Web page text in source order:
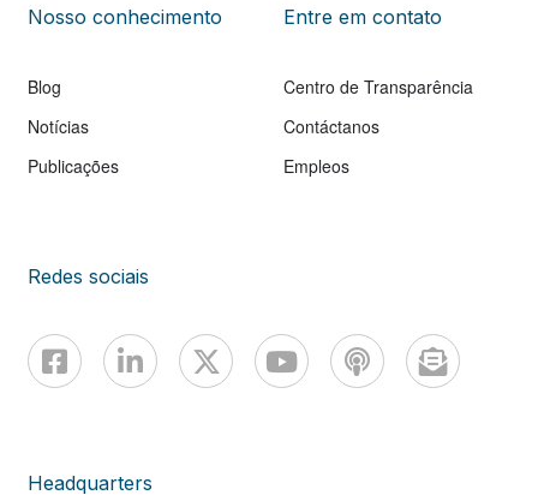
Nosso conhecimento
Blog
Notícias
Publicações
Entre em contato
Centro de Transparência
Contáctanos
Empleos
Redes sociais
Headquarters